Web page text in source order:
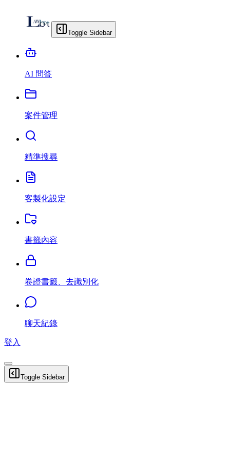
Toggle Sidebar
AI 問答
案件管理
精準搜尋
客製化設定
書籤內容
卷證書籤、去識別化
聊天紀錄
登入
Toggle Sidebar